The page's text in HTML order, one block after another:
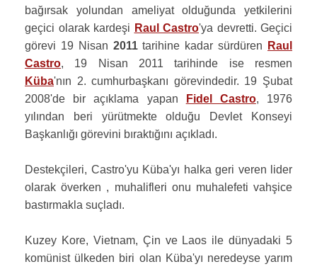
bağırsak yolundan ameliyat olduğunda yetkilerini
geçici olarak kardeşi Raul Castro'ya devretti. Geçici
görevi 19 Nisan 2011tarihine kadar sürdüren
Raul
Castro, 19 Nisan 2011 tarihinde ise resmen
Küba'nın 2. cumhurbaşkanı görevindedir. 19 Şubat
2008'de bir açıklama yapan
Fidel Castro, 1976
yılından beri yürütmekte olduğu Devlet Konseyi
Başkanlığı görevini bıraktığını açıkladı.
Destekçileri, Castro'yu Küba'yı halka geri veren lider
olarak överken , muhalifleri onu muhalefeti vahşice
bastırmakla suçladı.
Kuzey Kore, Vietnam, Çin ve Laos ile dünyadaki 5
komünist ülkeden biri olan Küba'yı neredeyse yarım